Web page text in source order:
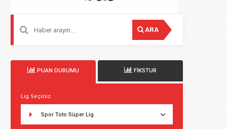
ARA
PUAN DURUMU FİKSTUR
Lig Seçiniz
Spor Toto Süper Lig